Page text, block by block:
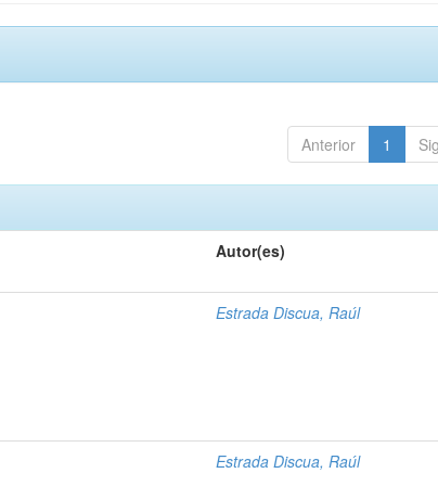
Anterior 1
Autor(es)
Estrada Discua, Raúl
Estrada Discua, Raúl